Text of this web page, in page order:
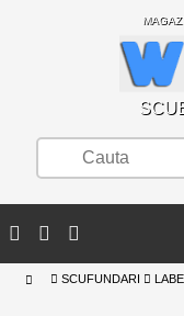
SCUFUNDARI LABE